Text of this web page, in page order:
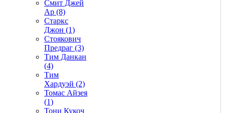
Смит Джей
Ар (8)
Старкс
Джон (1)
Стоякович
Предраг (3)
Тим Данкан
(4)
Тим
Хардуэй (2)
Томас Айзея
(1)
Тони Кукоч